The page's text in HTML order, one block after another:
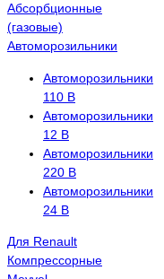
Абсорбционные
(газовые)
Автоморозильники
Автоморозильники
110 В
Автоморозильники
12 В
Автоморозильники
220 В
Автоморозильники
24 В
Для Renault
Компрессорные